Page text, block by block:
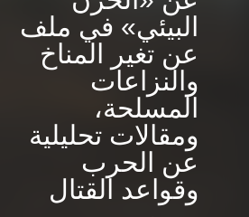
البيئي» في ملف
عن تغير المناخ
والنزاعات
المسلحة،
ومقالات تحليلية
عن الحرب
وقواعد القتال